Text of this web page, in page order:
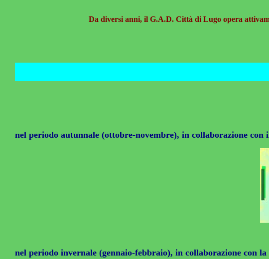
Da diversi anni, il G.A.D. Città di Lugo opera
nel periodo autunnale (ottobre-novembre), in collaborazione
nel periodo invernale (gennaio-febbraio), in collaborazione con